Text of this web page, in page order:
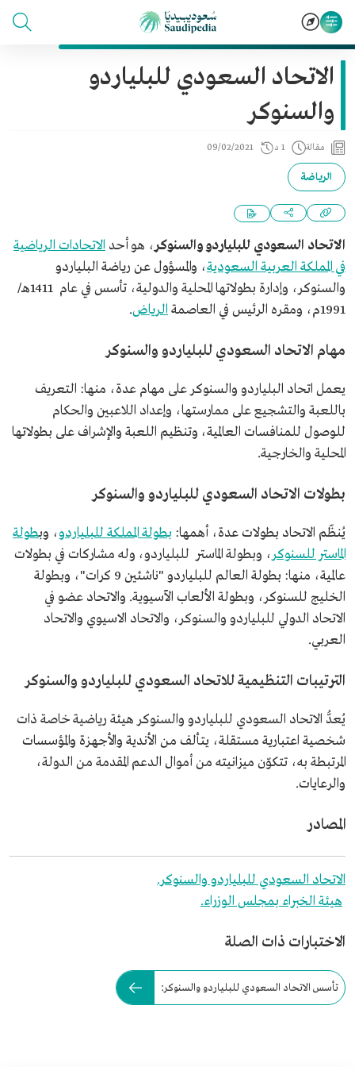
الاتحاد السعودي للبلياردو
والسنوكر
مقالة 1 د 09/02/2021
الرياضة
الاتحاد السعودي للبلياردو والسنوكر، هو أحد الاتحادات الرياضية
في المملكة العربية السعودية، والمسؤول عن رياضة البلياردو
والسنوكر، وإدارة بطولاتها المحلية والدولية، تأسس في عام 1411هـ/
1991م، ومقره الرئيس في العاصمة
الرياض.
مهام الاتحاد السعودي للبلياردو والسنوكر
يعمل اتحاد البلياردو والسنوكر على مهام عدة، منها: التعريف
باللعبة والتشجيع على ممارستها، وإعداد اللاعبين والحكام
للوصول للمنافسات العالمية، وتنظيم اللعبة والإشراف على بطولاتها
المحلية والخارجية.
بطولات الاتحاد السعودي للبلياردو والسنوكر
يُنظّم الاتحاد بطولات عدة، أهمها: بطولة المملكة للبلياردو، وبطولة
الماستر للسنوكر، وبطولة الماستر للبلياردو، وله مشاركات في بطولات
عالمية، منها: بطولة العالم للبلياردو "ناشئين 9 كرات"، وبطولة
الخليج للسنوكر، وبطولة الألعاب الآسيوية. والاتحاد عضو في
الاتحاد الدولي للبلياردو والسنوكر، والاتحاد الاسيوي والاتحاد
العربي.
الترتيبات التنظيمية للاتحاد السعودي للبلياردو والسنوكر
يُعدُّ الاتحاد السعودي للبلياردو والسنوكر هيئة رياضية خاصة ذات
شخصية اعتبارية مستقلة، يتألف من الأندية والأجهزة والمؤسسات
المرتبطة به، تتكوّن ميزانيته من أموال الدعم المقدمة من الدولة،
والرعايات.
المصادر
الاتحاد السعودي للبلياردو والسنوكر.
هيئة الخبراء بمجلس الوزراء.
الاختبارات ذات الصلة
تأسس الاتحاد السعودي للبلياردو والسنوكر: